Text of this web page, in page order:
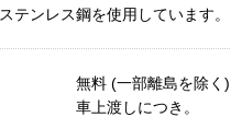
テンレス鋼を使用しています。
無料 (一部離島を除く)
車上渡しにつき。